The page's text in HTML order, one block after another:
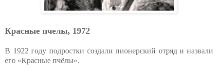
Красные пчелы, 1972
В 1922 году подростки создали пионерский отряд и назвали
его «Красные пчёлы».